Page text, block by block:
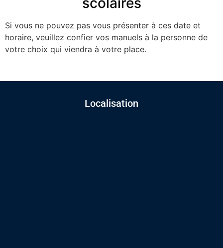
Si vous ne pouvez pas vous présenter à ces date et
horaire, veuillez confier vos manuels à la personne de
votre choix qui viendra à votre place.
Localisation